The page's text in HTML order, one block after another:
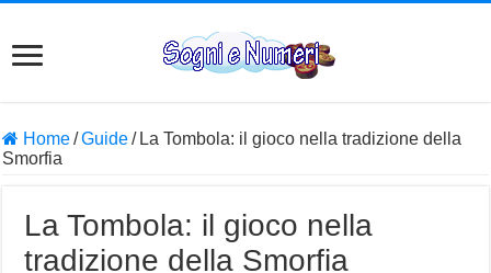
Home/Guide/ La Tombola: il gioco nella tradizione della
Smorfia
La Tombola: il gioco nella
tradizione della Smorfia